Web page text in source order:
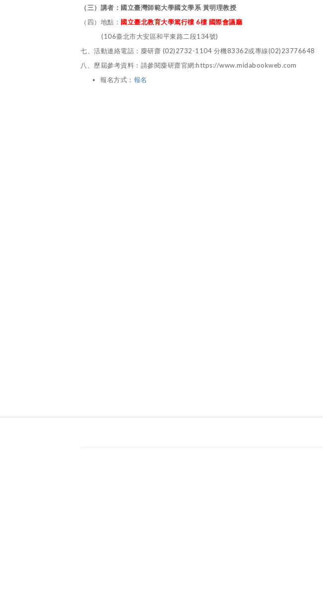
（三）講者：國立臺灣師範大學國文學系 黃明理教授
（四）地點： 國立臺北教育大學篤行樓 6樓 國際會議廳
(106臺北市大安區和平東路二段134號)
七、活動連絡電話：麋研齋 (02)2732-1104 分機83362或專線(02)23776648
八、歷屆參考資料：請參閱麋研齋官網:https://www.midabookweb.com
報名方式： 報名